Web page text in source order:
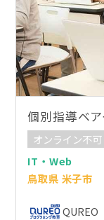
個別指導ベ
オンライン不可
IT・Web
鳥取県 米子市
QUREO